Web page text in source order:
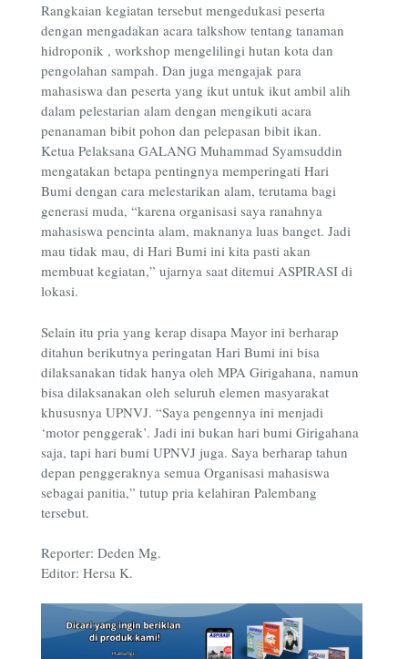
Rangkaian kegiatan tersebut mengedukasi peserta
dengan mengadakan acara talkshow tentang tanaman
hidroponik , workshop mengelilingi hutan kota dan
pengolahan sampah. Dan juga mengajak para
mahasiswa dan peserta yang ikut untuk ikut ambil alih
dalam pelestarian alam dengan mengikuti acara
penanaman bibit pohon dan pelepasan bibit ikan.
Ketua Pelaksana GALANG Muhammad Syamsuddin
mengatakan betapa pentingnya memperingati Hari
Bumi dengan cara melestarikan alam, terutama bagi
generasi muda, “karena organisasi saya ranahnya
mahasiswa pencinta alam, maknanya luas banget. Jadi
mau tidak mau, di Hari Bumi ini kita pasti akan
membuat kegiatan,” ujarnya saat ditemui ASPIRASI di
lokasi.
Selain itu pria yang kerap disapa Mayor ini berharap
ditahun berikutnya peringatan Hari Bumi ini bisa
dilaksanakan tidak hanya oleh MPA Girigahana, namun
bisa dilaksanakan oleh seluruh elemen masyarakat
khususnya UPNVJ. “Saya pengennya ini menjadi
‘motor penggerak’. Jadi ini bukan hari bumi Girigahana
saja, tapi hari bumi UPNVJ juga. Saya berharap tahun
depan penggeraknya semua Organisasi mahasiswa
sebagai panitia,” tutup pria kelahiran Palembang
tersebut.
Reporter: Deden Mg.
Editor: Hersa K.